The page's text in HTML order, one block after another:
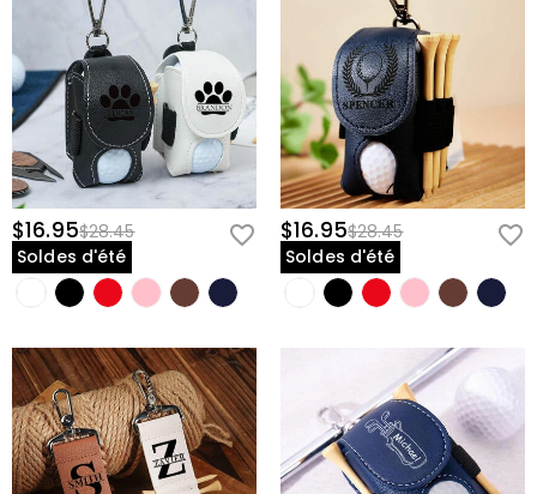
$16.95$28.45
Soldes d'été
$16.95$28.45
Soldes d'été